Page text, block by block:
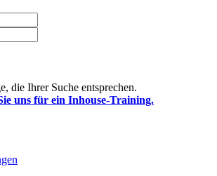
die Ihrer Suche entsprechen.
uns für ein Inhouse-Training.